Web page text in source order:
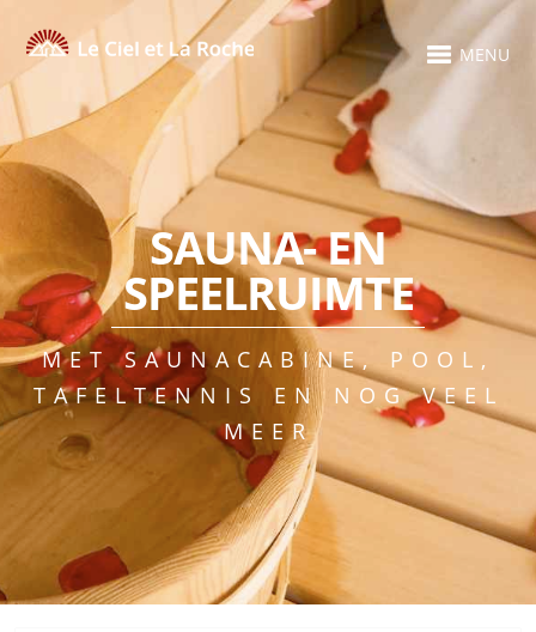
MENU
SAUNA- EN
SPEELRUIMTE
MET SAUNACABINE, POOL,
TAFELTENNIS EN NOG VEEL
MEER